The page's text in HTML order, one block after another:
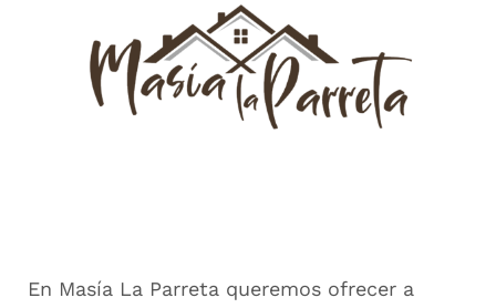
En Masía La Parreta queremos ofrecer a